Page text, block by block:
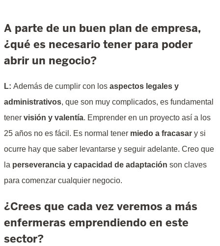
A parte de un buen plan de empresa,
¿qué es necesario tener para poder
abrir un negocio?
L: Además de cumplir con los aspectos legales y
administrativos, que son muy complicados, es fundamental
tener visión y valentía. Emprender en un proyecto así a los
25 años no es fácil. Es normal tener miedo a fracasar y si
ocurre hay que saber levantarse y seguir adelante. Creo que
la perseverancia y capacidad de adaptación son claves
para comenzar cualquier negocio.
¿Crees que cada vez veremos a más
enfermeras emprendiendo en este
sector?